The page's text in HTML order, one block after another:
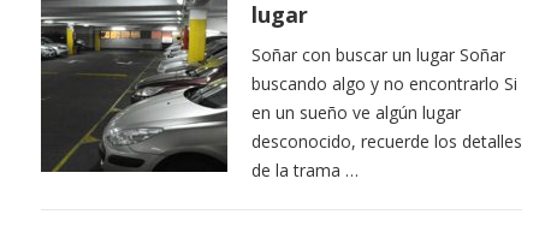
lugar
Soñar con buscar un lugar Soñar
buscando algo y no encontrarlo Si
en un sueño ve algún lugar
desconocido, recuerde los detalles
de la trama …